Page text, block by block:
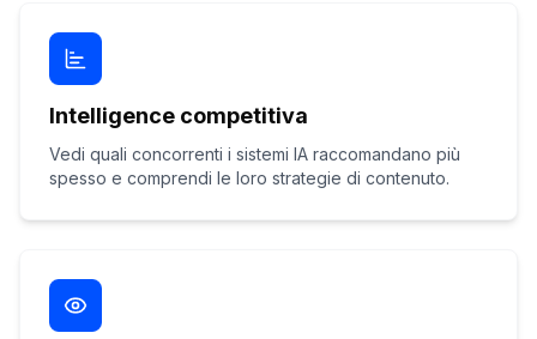
Intelligence competitiva
Vedi quali concorrenti i sistemi IA raccomandano più
spesso e comprendi le loro strategie di contenuto.